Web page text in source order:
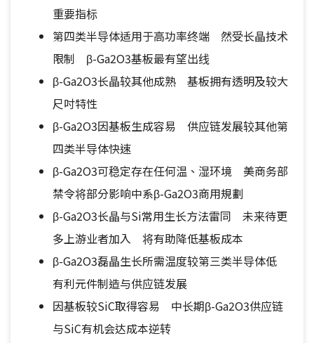
重要指标
第四类半导体适用于高功率终端 然受长晶技术
限制 β-Ga2O3基板最有望出线
β-Ga2O3长晶较其他成熟 基板拥有透明及较大
尺吋特性
β-Ga2O3因基板生成容易 供应链发展较其他第
四类半导体快速
β-Ga2O3可稳定存在任何温、湿环境 美商务部
禁令将部分影响中系β-Ga2O3商用規劃
β-Ga2O3长晶与Si常用生长方法雷同 未来待更
多上游业者加入 将有助降低基板成本
β-Ga2O3磊晶生长所需温度较第三类半导体低
有利元件制造与供应链发展
因基板较SiC取得容易 中长期β-Ga2O3供应链
与SiC有机会达成本逆转